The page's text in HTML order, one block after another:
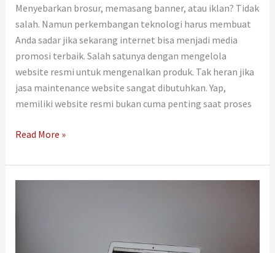
Menyebarkan brosur, memasang banner, atau iklan? Tidak
salah. Namun perkembangan teknologi harus membuat
Anda sadar jika sekarang internet bisa menjadi media
promosi terbaik. Salah satunya dengan mengelola
website resmi untuk mengenalkan produk. Tak heran jika
jasa maintenance website sangat dibutuhkan. Yap,
memiliki website resmi bukan cuma penting saat proses
Read More »